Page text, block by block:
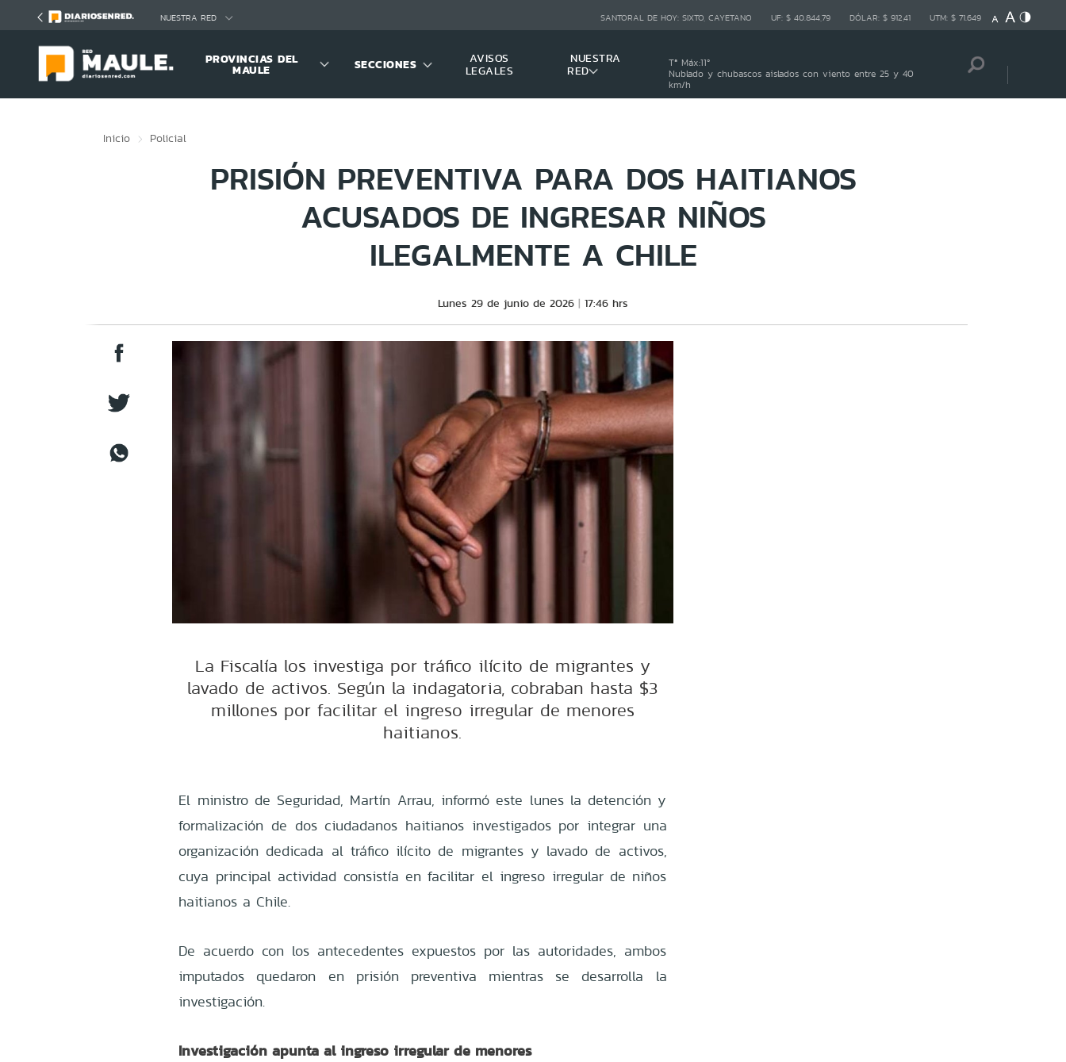
NUESTRA RED SANTORAL DE HOY: SIXTO, CAYETANO UF: $ 40.844,79 DÓLAR: $ 912,41 UTM: $ 71.649
PROVINCIAS DEL
MAULE SECCIONES
AVISOS
LEGALES
NUESTRA
RED
Tª Máx:11º
Nublado y chubascos aislados con viento entre 25 y 40
km/h
Inicio Policial
PRISIÓN PREVENTIVA PARA DOS HAITIANOS
ACUSADOS DE INGRESAR NIÑOS
ILEGALMENTE A CHILE
Lunes 29 de junio de 2026 17:46 hrs
La Fiscalía los investiga por tráfico ilícito de migrantes y
lavado de activos. Según la indagatoria, cobraban hasta $3
millones por facilitar el ingreso irregular de menores
haitianos.
El ministro de Seguridad, Martín Arrau, informó este lunes la detención y
formalización de dos ciudadanos haitianos investigados por integrar una
organización dedicada al tráfico ilícito de migrantes y lavado de activos,
cuya principal actividad consistía en facilitar el ingreso irregular de niños
haitianos a Chile.
De acuerdo con los antecedentes expuestos por las autoridades, ambos
imputados quedaron en prisión preventiva mientras se desarrolla la
investigación.
Investigación apunta al ingreso irregular de menores